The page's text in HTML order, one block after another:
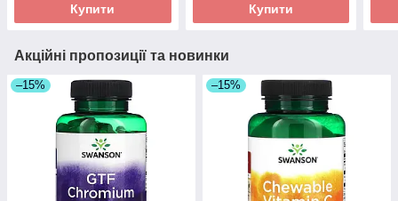
Купити Купити
Акційні пропозиції та новинки
–15% –15%